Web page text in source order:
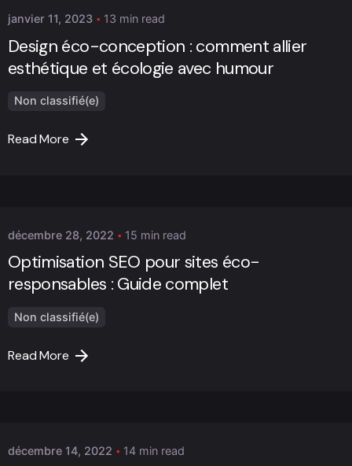
janvier 11, 2023 13 min read
Design éco-conception : comment allier
esthétique et écologie avec humour
Non classifié(e)
Read More
décembre 28, 2022 15 min read
Optimisation SEO pour sites éco-
responsables : Guide complet
Non classifié(e)
Read More
décembre 14, 2022 14 min read